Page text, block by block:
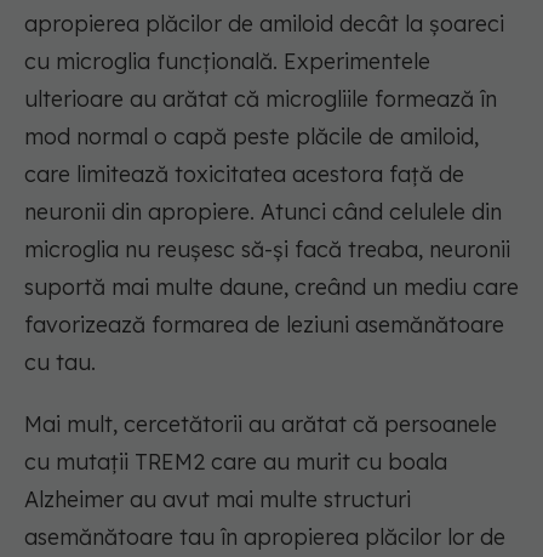
apropierea plăcilor de amiloid decât la șoareci
cu microglia funcțională. Experimentele
ulterioare au arătat că microgliile formează în
mod normal o capă peste plăcile de amiloid,
care limitează toxicitatea acestora față de
neuronii din apropiere. Atunci când celulele din
microglia nu reușesc să-și facă treaba, neuronii
suportă mai multe daune, creând un mediu care
favorizează formarea de leziuni asemănătoare
cu tau.
Mai mult, cercetătorii au arătat că persoanele
cu mutații TREM2 care au murit cu boala
Alzheimer au avut mai multe structuri
asemănătoare tau în apropierea plăcilor lor de